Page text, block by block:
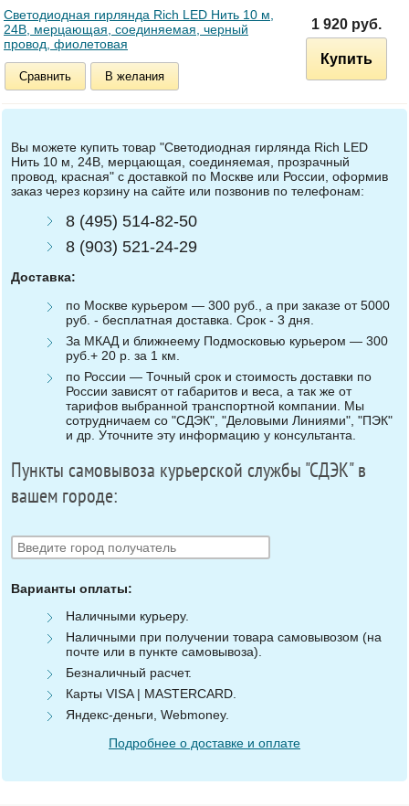
Светодиодная гирлянда Rich LED Нить 10 м,
24В, мерцающая, соединяемая, черный
провод, фиолетовая
Сравнить В желания
1 920 руб.
Купить
Вы можете купить товар "Светодиодная гирлянда Rich LED
Нить 10 м, 24В, мерцающая, соединяемая, прозрачный
провод, красная" с доставкой по Москве или России, оформив
заказ через корзину на сайте или позвонив по телефонам:
8 (495) 514-82-50
8 (903) 521-24-29
Доставка:
по Москве курьером — 300 руб., а при заказе от 5000
руб. - бесплатная доставка. Срок - 3 дня.
За МКАД и ближнеему Подмосковью курьером — 300
руб.+ 20 р. за 1 км.
по России — Точный срок и стоимость доставки по
России зависят от габаритов и веса, а так же от
тарифов выбранной транспортной компании. Мы
сотрудничаем со "СДЭК", "Деловыми Линиями", "ПЭК"
и др. Уточните эту информацию у консультанта.
Пункты самовывоза курьерской службы "СДЭК" в
вашем городе:
Варианты оплаты:
Наличными курьеру.
Наличными при получении товара самовывозом (на
почте или в пункте самовывоза).
Безналичный расчет.
Карты VISA | MASTERCARD.
Яндекс-деньги, Webmoney.
Подробнее о доставке и оплате